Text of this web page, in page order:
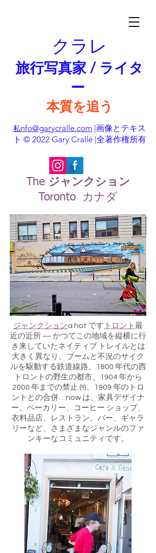
クラレ
旅行写真家 / ライタ
ー
本質を追う
私nfo@garycralle.com |画像とテキス
ト © 2022 Gary Crallé |全著作権所有
The ジャンクション
Toronto カナダ
ジャンクションa hot です トロント 最
近の近所 — かつてこの地域を縦横に行
き来していたネイティブ トレイルとは
大きく異なり、ブームと不況のサイク
ルを駆動する鉄道線路、1800 年代の西
トロントの野生の都市、1904 年から
2000 年までの禁止 (!!)、1909 年のトロ
ントとの合併. . now は、家具デザイナ
ー、ベーカリー、コーヒー ショップ、
衣料品店、レストラン、バー、ギャラ
リーなど、さまざまなジャンルのファ
ンキーなコミュニティです。